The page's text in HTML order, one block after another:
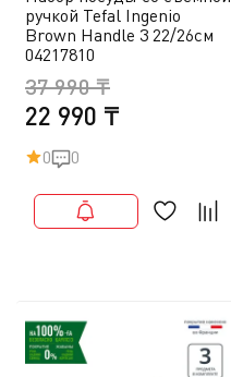
ручкой Tefal Ingenio
Brown Handle 3 22/26см
04217810
22 990 ₸
37 990 ₸
0 0